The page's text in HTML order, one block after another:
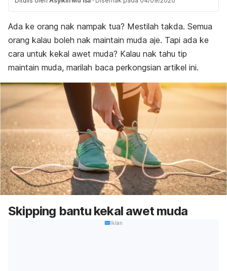
Ada ke orang nak nampak tua? Mestilah takda. Semua
orang kalau boleh nak maintain muda aje. Tapi ada ke
cara untuk kekal awet muda? Kalau nak tahu tip
maintain muda, marilah baca perkongsian artikel ini.
Skipping bantu kekal awet muda
Iklan